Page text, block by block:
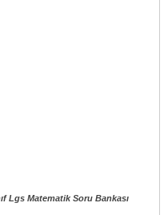
Lgs Matematik Soru Bankası